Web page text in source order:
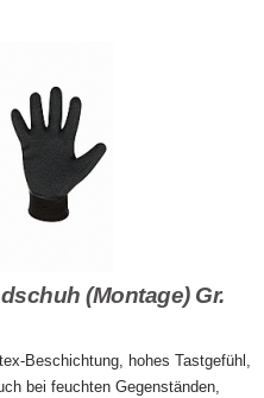
(Montage) Gr.
Beschichtung, hohes Tastgefühl,
bei feuchten Gegenständen,